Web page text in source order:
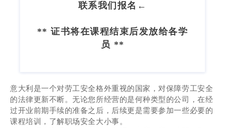
联系我们报名←
** 证书将在课程结束后发放给各学
员 **
意大利是一个对劳工安全格外重视的国家，对保障劳工安全
的法律更新不断。无论您所经营的是何种类型的公司，在经
过开业前期手续的准备之后，后续更是需要参加一些必要的
课程培训，了解职场安全大小事。